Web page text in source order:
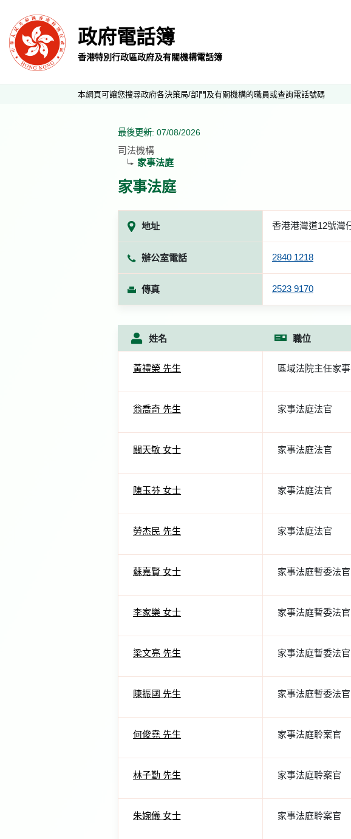
政府電話簿
香港特別行政區政府及有關機構電話簿
本網頁可讓您搜尋政府各決策局/部門及有關機構的職員或查詢電話號碼
最後更新: 07/08/2026
司法機構
家事法庭
家事法庭
地址 香港港灣道12號灣
辦公室電話 2840 1218
傳真 2523 9170
姓名 職位
黃禮榮 先生 區域法院主任家
翁喬奇 先生 家事法庭法官
關天敏 女士 家事法庭法官
陳玉芬 女士 家事法庭法官
勞杰民 先生 家事法庭法官
蘇嘉賢 女士 家事法庭暫委法官
李家樂 女士 家事法庭暫委法官
梁文亮 先生 家事法庭暫委法官
陳振國 先生 家事法庭暫委法官
何俊堯 先生 家事法庭聆案官
林子勤 先生 家事法庭聆案官
朱婉儀 女士 家事法庭聆案官